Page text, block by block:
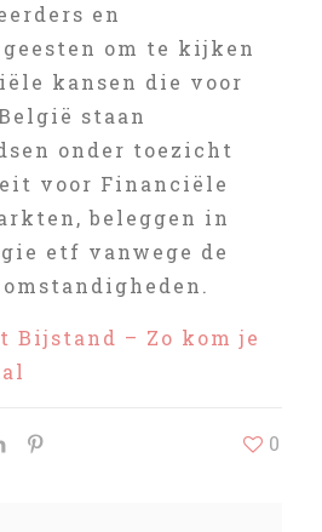
en
om te kijken
kansen die voor
staan
onder toezicht
voor Financiële
beleggen in
etf vanwege de
Bijstand – Zo kom je
0